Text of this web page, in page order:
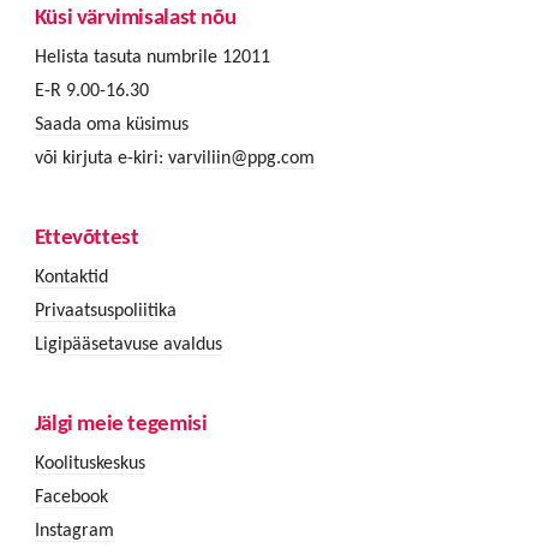
Küsi värvimisalast nõu
Helista tasuta numbrile 12011
E-R 9.00-16.30
Saada oma küsimus
või kirjuta e-kiri: varviliin@ppg.com
Ettevõttest
Kontaktid
Privaatsuspoliitika
Ligipääsetavuse avaldus
Jälgi meie tegemisi
Koolituskeskus
Facebook
Instagram